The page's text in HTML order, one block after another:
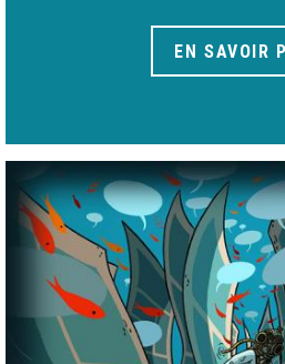
EN SAVOIR